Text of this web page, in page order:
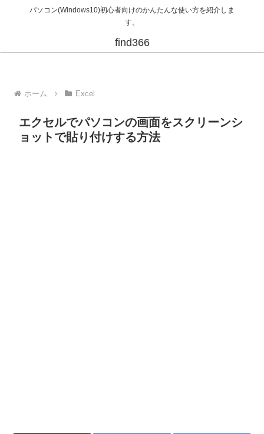
パソコン(Windows10)初心者向けのかんたんな使い方を紹介しま
す。
find366
ホーム Excel
エクセルでパソコンの画面をスクリーンシ
ョットで貼り付けする方法